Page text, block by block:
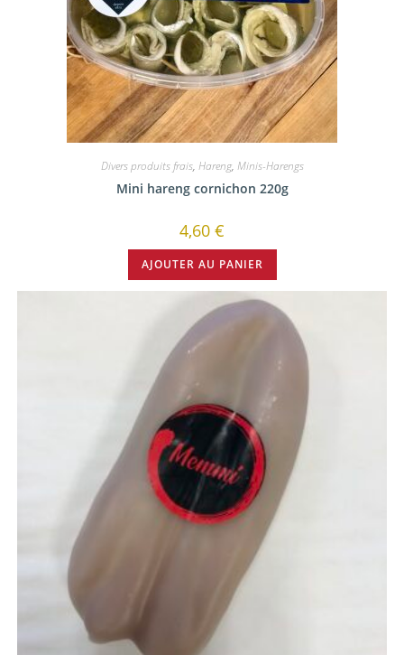
Divers produits frais, Hareng, Minis-Harengs
Mini hareng cornichon 220g
4,60 €
AJOUTER AU PANIER